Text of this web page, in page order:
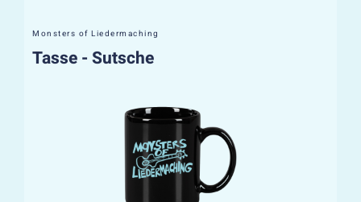
Monsters of Liedermaching
Tasse - Sutsche